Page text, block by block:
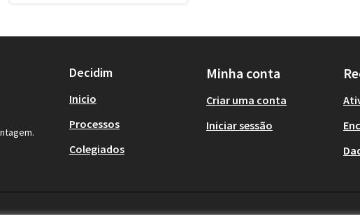
Decidim
Inicio
Processos
Colegiados
Minha conta
Criar uma conta
Iniciar sessão